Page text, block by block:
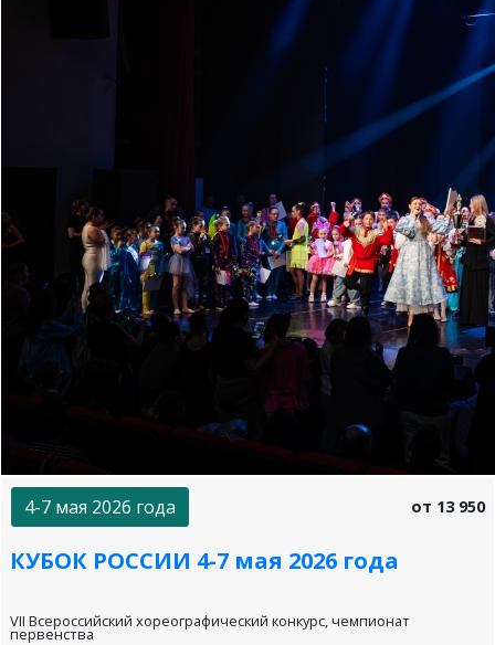
4-7 мая 2026 года от 13 950
КУБОК РОССИИ 4-7 мая 2026 года
VII Всероссийский хореографический конкурс, чемпионат
первенства